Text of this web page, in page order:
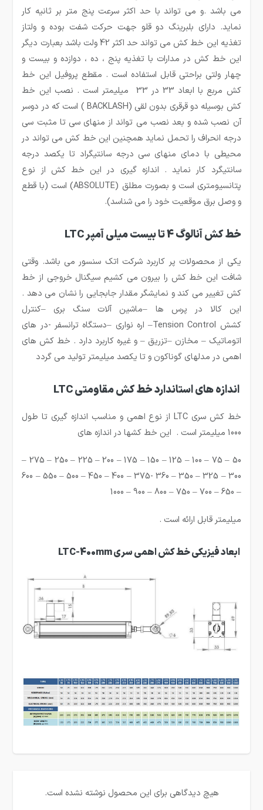
می باشد .و می تواند با حد اکثر سرعت پنج متر بر ثانیه کار
نماید. دارای بلبرینگ دو قلو جهت حرکت شفت بوده و ولتاز
تغذیه این خط کش می تواند حد اکثر 42 ولت باشد بعبارت دیگر
این خط کش در مدارات با تغذیه پنج ، ده ، دوازده و بیست و
چهار ولتی براحتی قابل استفاده است . مقطع پروفیل این خط
کش مربع با ابعاد 33 در 33 میلیمتر است . نصب این خط
کش بوسیله دو قرقری بدون لقی (BACKLASH ) است که در دوسر
آن نصب شده و بعد نصب می تواند از منهای سی تا مثبت سی
درجه انحراف را تحمل نماید همچنین این خط کش می تواند در
محیطی با دمای منهای سی درجه سانتیگراد تا یکصد درجه
سانتیگرد کار نماید . اندازه گیری در این خط کش از نوع
پتانسیومتری است و بصورت مطلق (ABSOLUTE) است (با قطع
و وصل برق موقعیت خود را می شناسد).
خط کش آنالوگ 4 تا بیست میلی آمپر LTC
یکی از محصولات پر کاربرد شرکت اتک سنسور می باشد. وقتی
شافت این خط کش را بیرون می کشیم سیگنال خروجی از خط
کش تغییر می کند و نمایشگر مقدار جابجایی را نشان می دهد .
این کالا در پرس ها –ماشین آلات سنگ بری –کنترل
کشش Tension Control– اره نواری –دستگاه ترانسفر -در های
اتوماتیک – مخازن –تزریق – و غیره کاربرد دارد . خط کش های
اهمی در مدلهای گوناکون و تا یکصد میلیمتر تولید می گردد
اندازه های استاندارد خط کش مقاومتی LTC
خط کش سری LTCاز نوع اهمی و مناسب اندازه گیری تا طول
1000 میلیمتر است . این خط کشها در اندازه های
50 – 75 – 100 – 125 – 150 – 175 – 200 – 225 – 250 – 275 –
300 – 325 – 350 – 360 -375 – 400 – 450 – 500 – 550 – 600
– 650 – 700 – 750 – 800 – 900 – 1000
میلیمتر قابل ارائه است .
ابعاد فیزیکی خط کش اهمی سری LTC-400mm
هیچ دیدگاهی برای این محصول نوشته نشده است.